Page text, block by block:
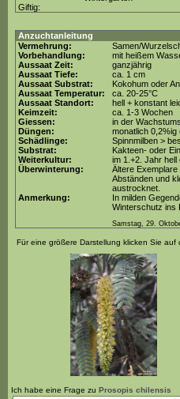
Giftig:
Anzuchtanleitung
Vermehrung:
Samen/
Vorbehandlung:
mit heißem
Aussaat Zeit:
ganzjährig
Aussaat Tiefe:
ca. 1 cm
Aussaat Substrat:
Kokohum oder
Aussaat Temperatur:
ca. 20-25°C
Aussaat Standort:
hell + konstant
Keimzeit:
ca. 1-3 Wochen
Giessen:
in der
Düngen:
monatlich
Schädlinge:
Spinnmilben >
Substrat:
Kakteen- oder
Weiterkultur:
im 1.+2. Jahr hell
Überwinterung:
Ältere
Abständen und
austrocknet.
Anmerkung:
In milden
Winterschutz ins
Samstag, 29.
Für eine größere Darstellung klicken Sie auf
Ich habe eine Frage zu Prosopis chilensis